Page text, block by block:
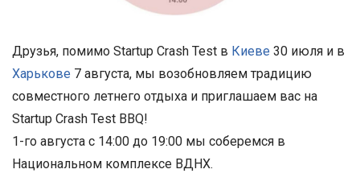
Друзья, помимо Startup Crash Test в Киеве 30 июля и в
Харькове 7 августа, мы возобновляем традицию
совместного летнего отдыха и приглашаем вас на
Startup Crash Test BBQ!
1-го августа с 14:00 до 19:00 мы соберемся в
Национальном комплексе ВДНХ.